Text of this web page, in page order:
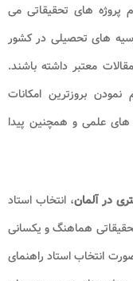
پروژه های تحقیقاتی می
های تحصیلی در کشور
معتبر داشته باشند.
نمودن بروزترین امکانات
های علمی و همچنین پیدا
در آلمان، انتخاب استاد
هماهنگ و یکسانی
انتخاب استاد راهنمای